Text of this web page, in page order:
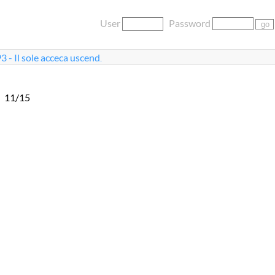
User Password
- Il sole acceca uscend
11/15